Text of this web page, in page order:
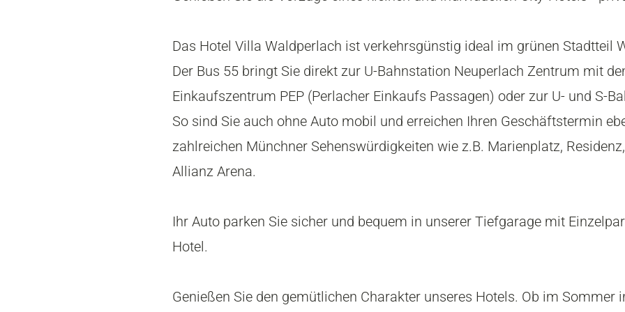
Das Hotel Villa Waldperlach ist verkehrsgünstig ideal im grünen Stadtteil
Der Bus 55 bringt Sie direkt zur U-Bahnstation Neuperlach Zentrum mit
Einkaufszentrum PEP (Perlacher Einkaufs Passagen) oder zur U- und S-
So sind Sie auch ohne Auto mobil und erreichen Ihren Geschäftstermin
zahlreichen Münchner Sehenswürdigkeiten wie z.B. Marienplatz,
Allianz Arena.
Ihr Auto parken Sie sicher und bequem in unserer Tiefgarage mit
Hotel.
Genießen Sie den gemütlichen Charakter unseres Hotels. Ob im Sommer